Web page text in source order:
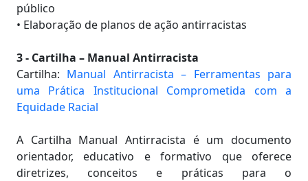
público
• Elaboração de planos de ação antirracistas
3 - Cartilha – Manual Antirracista
Cartilha: Manual Antirracista – Ferramentas para
uma Prática Institucional Comprometida com a
Equidade Racial
A Cartilha Manual Antirracista é um documento
orientador, educativo e formativo que oferece
diretrizes, conceitos e práticas para o